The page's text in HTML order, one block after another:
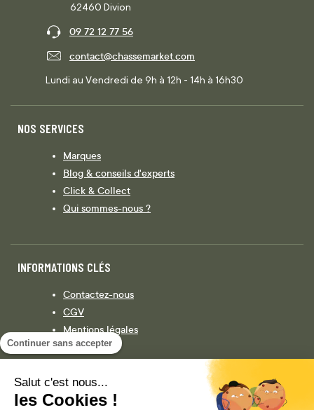
Continuer sans accepter
Salut c'est nous...
les Cookies !
62460 Divion
09 72 12 77 56
contact@chassemarket.com
Lundi au Vendredi de 9h à 12h - 14h à 16h30
NOS SERVICES
Marques
Blog & conseils d'experts
Click & Collect
Qui sommes-nous ?
INFORMATIONS CLÉS
Contactez-nous
CGV
Mentions légales
Législation